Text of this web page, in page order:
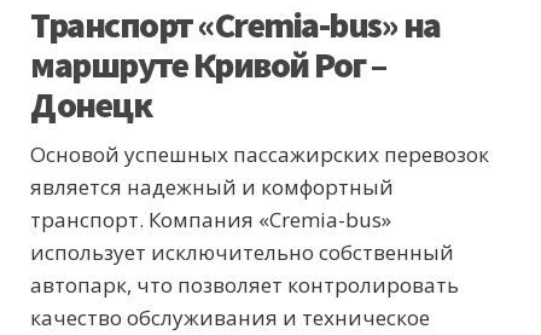
Транспорт «Cremia-bus» на
маршруте Кривой Рог –
Донецк
Основой успешных пассажирских перевозок
является надежный и комфортный
транспорт. Компания «Cremia-bus»
использует исключительно собственный
автопарк, что позволяет контролировать
качество обслуживания и техническое